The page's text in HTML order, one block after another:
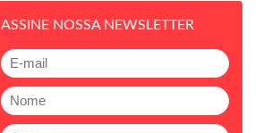
ASSINE NOSSA NEWSLETTER